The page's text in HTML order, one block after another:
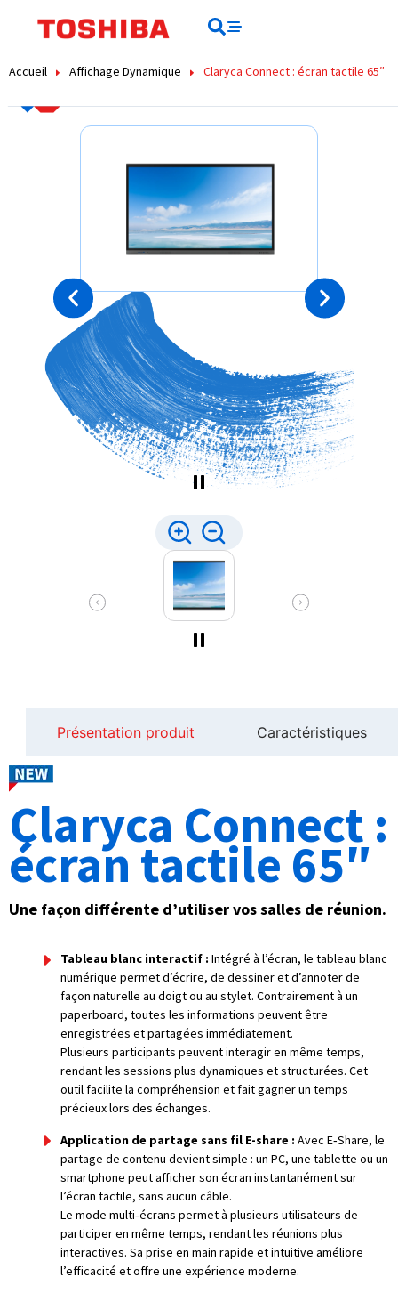
principal
Accueil Affichage Dynamique Claryca Connect : écran tactile 65″
Présentation produit Caractéristiques
Claryca Connect :
écran tactile 65″
Une façon différente d’utiliser vos salles de réunion.
Tableau blanc interactif : Intégré à l’écran, le tableau blanc
numérique permet d’écrire, de dessiner et d’annoter de
façon naturelle au doigt ou au stylet. Contrairement à un
paperboard, toutes les informations peuvent être
enregistrées et partagées immédiatement.
Plusieurs participants peuvent interagir en même temps,
rendant les sessions plus dynamiques et structurées. Cet
outil facilite la compréhension et fait gagner un temps
précieux lors des échanges.
Application de partage sans fil E-share : Avec E‑Share, le
partage de contenu devient simple : un PC, une tablette ou un
smartphone peut afficher son écran instantanément sur
l’écran tactile, sans aucun câble.
Le mode multi‑écrans permet à plusieurs utilisateurs de
participer en même temps, rendant les réunions plus
interactives. Sa prise en main rapide et intuitive améliore
l’efficacité et offre une expérience moderne.